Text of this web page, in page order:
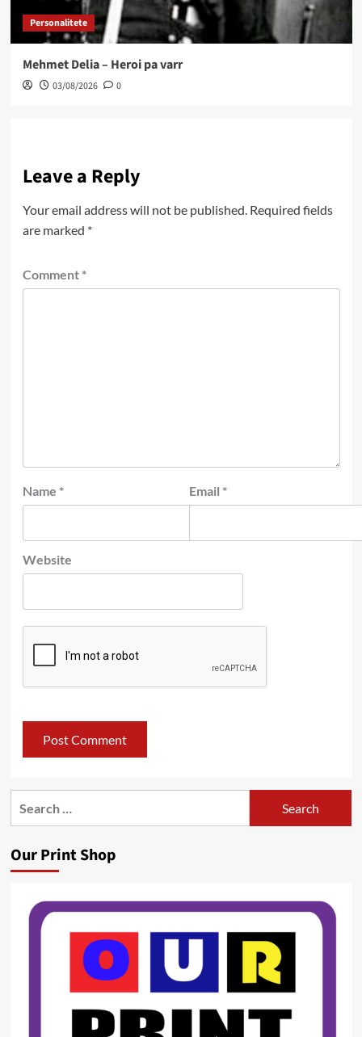
Personalitete
Mehmet Delia – Heroi pa varr
03/08/2026 0
Leave a Reply
Your email address will not be published. Required fields
are marked *
Comment *
Name * Email *
Website
Our Print Shop